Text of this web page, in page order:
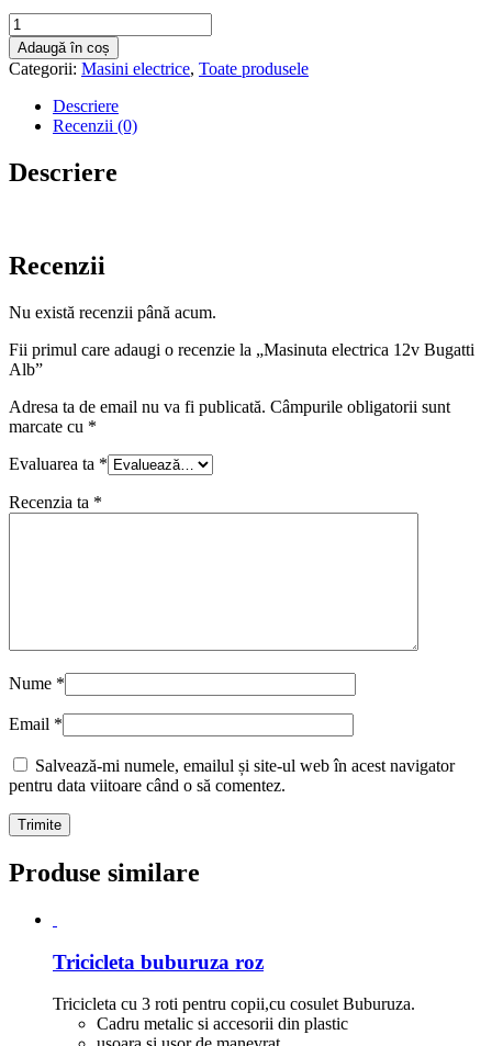
Cantitate
Masinuta
electrica
12v
Bugatti
Adaugă în coș
Categorii: Masini electrice, Toate produsele
Descriere
Recenzii (0)
Descriere
Recenzii
Nu există recenzii până acum.
Fii primul care adaugi o recenzie la „Masinuta electrica 12v Bugatti
Alb”
Adresa ta de email nu va fi publicată. Câmpurile obligatorii sunt
marcate cu *
Evaluarea ta *
Recenzia ta *
Nume *
Email *
Salvează-mi numele, emailul și site-ul web în acest navigator
pentru data viitoare când o să comentez.
Produse similare
Tricicleta buburuza roz
Tricicleta cu 3 roti pentru copii,cu cosulet Buburuza.
Cadru metalic si accesorii din plastic